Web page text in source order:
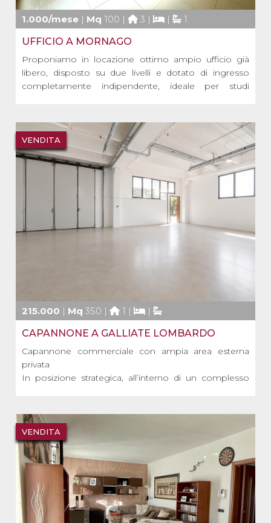
1.000/mese | Mq 100 | 3 | |
1
UFFICIO A MORNAGO
Proponiamo in locazione ottimo ampio ufficio già
libero, disposto su due livelli e dotato di ingresso
completamente indipendente, ideale per studi
mq ed è così composto:
• Piano [...]
VENDITA
215.000 | Mq 350 | 1 |
|
CAPANNONE A GALLIATE LOMBARDO
Capannone commerciale con ampia area esterna
privata
In posizione strategica, all’interno di un complesso
proponiamo in vendita una porzione di capannone
situata al piano terra con ingresso comlet [...]
VENDITA